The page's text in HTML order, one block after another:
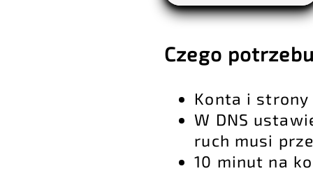
Czego
Konta i strony
W DNS
ruch musi
10 minut na